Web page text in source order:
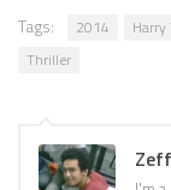
Tags: 2014 Harry
Thriller